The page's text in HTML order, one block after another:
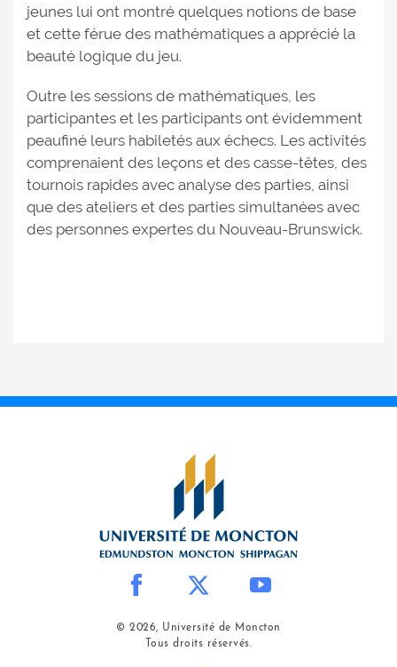
jeunes lui ont montré quelques notions de base
et cette férue des mathématiques a apprécié la
beauté logique du jeu.
Outre les sessions de mathématiques, les
participantes et les participants ont évidemment
peaufiné leurs habiletés aux échecs. Les activités
comprenaient des leçons et des casse-têtes, des
tournois rapides avec analyse des parties, ainsi
que des ateliers et des parties simultanées avec
des personnes expertes du Nouveau-Brunswick.
© 2026, Université de Moncton
Tous droits réservés.